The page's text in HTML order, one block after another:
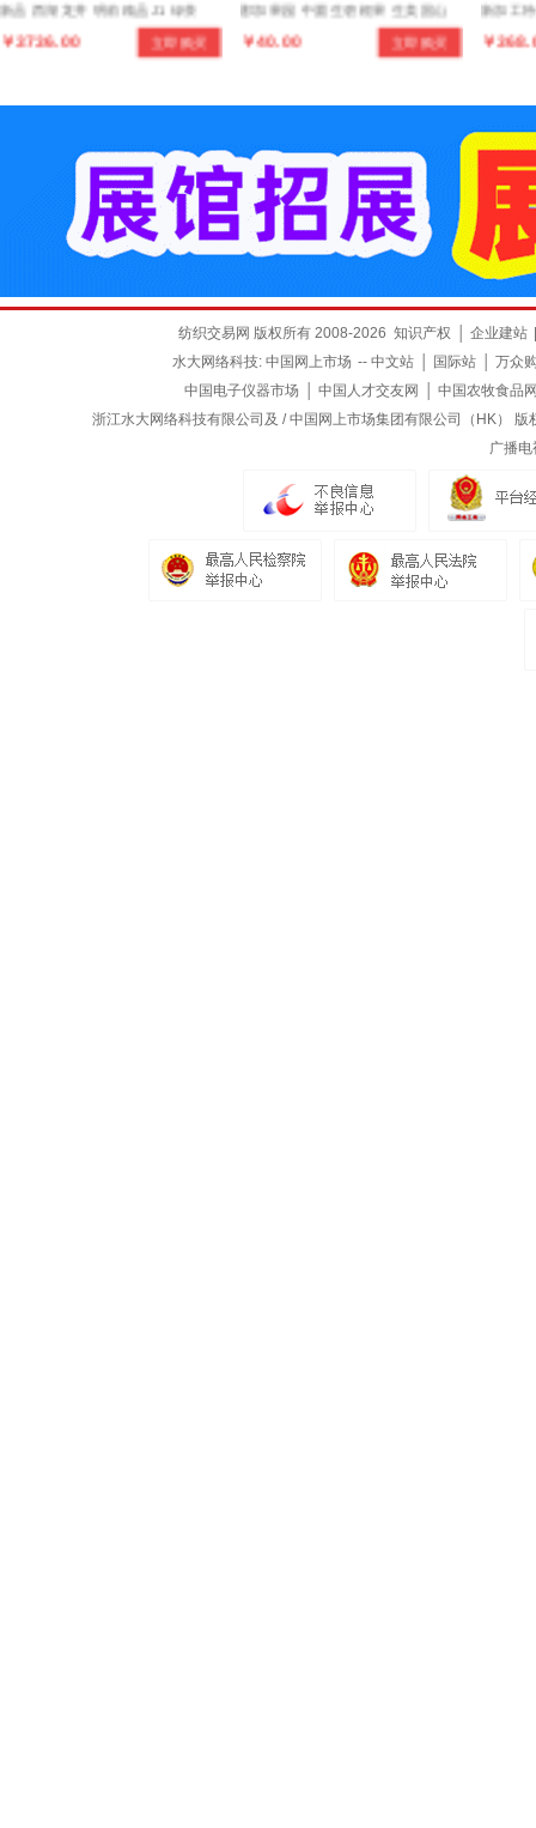
新品 西湖龙井 明前精品J1 绿茶
250克传统纸包装 茶叶 立即购买
￥3736.00
那加果园 中圆生碧根果 生美国山
核桃 长寿果坚果500克 立即购买
￥40.00
新加工
炒货10
￥
纺织交易网 版权所有 2008-2026 知识产权 企业建站
水大网络科技: 中国网上市场 -- 中文站 国际站
万众
中国电子仪器市场
中国人才交友网
中国农牧食品
浙江水大网络科技有限公司及 / 中国网上市场集团有限公司（HK）
广播